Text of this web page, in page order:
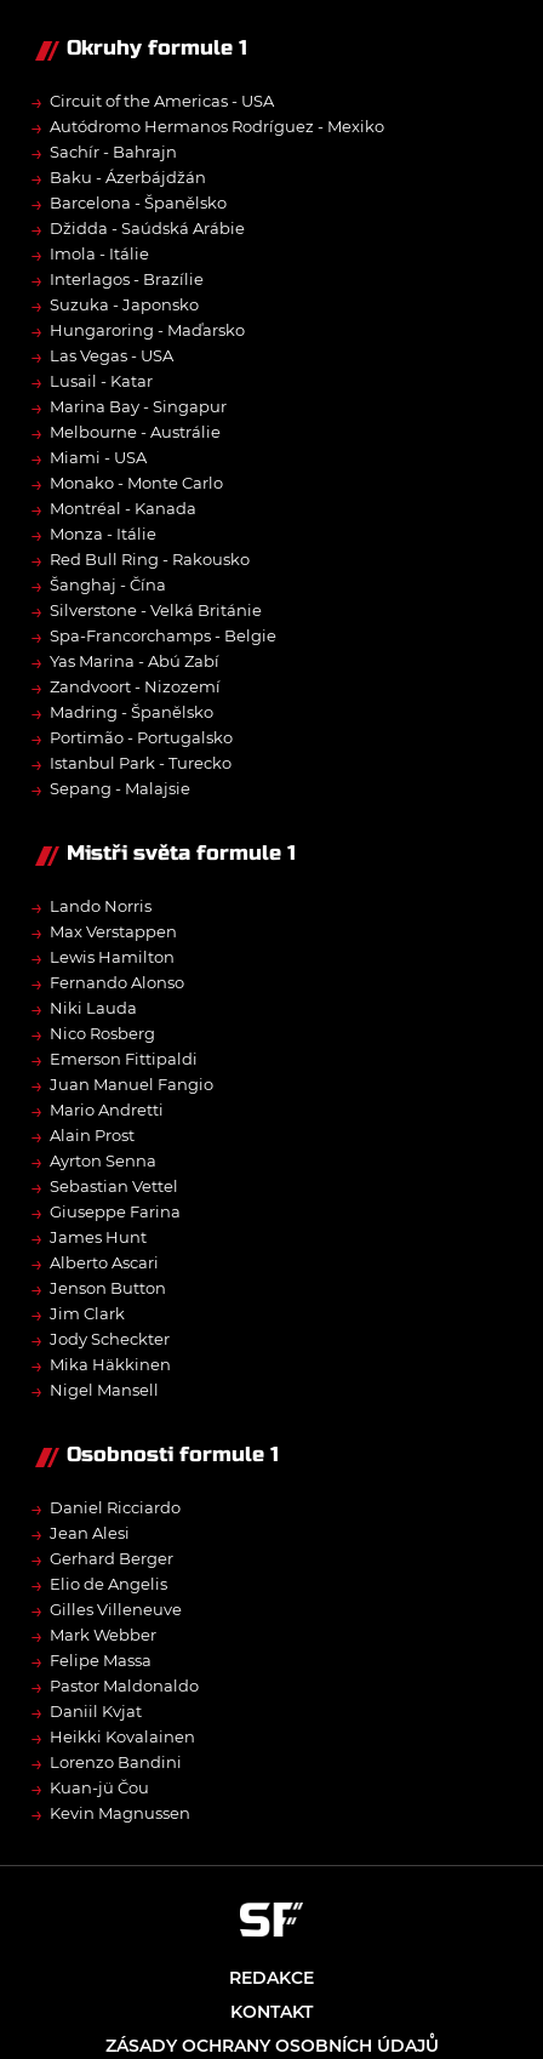
Okruhy formule 1
→ Circuit of the Americas - USA
→ Autódromo Hermanos Rodríguez - Mexiko
→ Sachír - Bahrajn
→ Baku - Ázerbájdžán
→ Barcelona - Španělsko
→ Džidda - Saúdská Arábie
→ Imola - Itálie
→ Interlagos - Brazílie
→ Suzuka - Japonsko
→ Hungaroring - Maďarsko
→ Las Vegas - USA
→ Lusail - Katar
→ Marina Bay - Singapur
→ Melbourne - Austrálie
→ Miami - USA
→ Monako - Monte Carlo
→ Montréal - Kanada
→ Monza - Itálie
→ Red Bull Ring - Rakousko
→ Šanghaj - Čína
→ Silverstone - Velká Británie
→ Spa-Francorchamps - Belgie
→ Yas Marina - Abú Zabí
→ Zandvoort - Nizozemí
→ Madring - Španělsko
→ Portimão - Portugalsko
→ Istanbul Park - Turecko
→ Sepang - Malajsie
Mistři světa formule 1
→ Lando Norris
→ Max Verstappen
→ Lewis Hamilton
→ Fernando Alonso
→ Niki Lauda
→ Nico Rosberg
→ Emerson Fittipaldi
→ Juan Manuel Fangio
→ Mario Andretti
→ Alain Prost
→ Ayrton Senna
→ Sebastian Vettel
→ Giuseppe Farina
→ James Hunt
→ Alberto Ascari
→ Jenson Button
→ Jim Clark
→ Jody Scheckter
→ Mika Häkkinen
→ Nigel Mansell
Osobnosti formule 1
→ Daniel Ricciardo
→ Jean Alesi
→ Gerhard Berger
→ Elio de Angelis
→ Gilles Villeneuve
→ Mark Webber
→ Felipe Massa
→ Pastor Maldonaldo
→ Daniil Kvjat
→ Heikki Kovalainen
→ Lorenzo Bandini
→ Kuan-jü Čou
→ Kevin Magnussen
REDAKCE
KONTAKT
ZÁSADY OCHRANY OSOBNÍCH ÚDAJŮ